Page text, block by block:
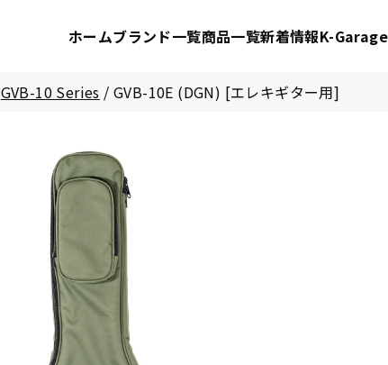
ホームブランド一覧商品一覧新着情報K-
GVB-10 Series /GVB-10E (DGN) [エレキギター用]